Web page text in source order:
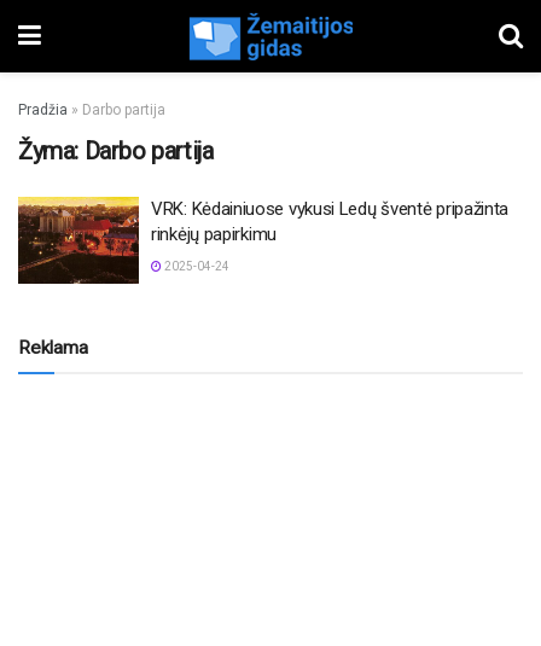
Pradžia » Darbo partija
Žyma: Darbo partija
VRK: Kėdainiuose vykusi Ledų šventė pripažinta
rinkėjų papirkimu
2025-04-24
Reklama